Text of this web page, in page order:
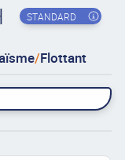
STANDARD
/Flottant